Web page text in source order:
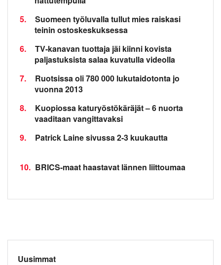
5.
Suomeen työluvalla tullut mies raiskasi
teinin ostoskeskuksessa
6.
TV-kanavan tuottaja jäi kiinni kovista
paljastuksista salaa kuvatulla videolla
7.
Ruotsissa oli 780 000 lukutaidotonta jo
vuonna 2013
8.
Kuopiossa katuryöstökäräjät – 6 nuorta
vaaditaan vangittavaksi
9.
Patrick Laine sivussa 2-3 kuukautta
10. BRICS-maat haastavat lännen liittoumaa
Uusimmat